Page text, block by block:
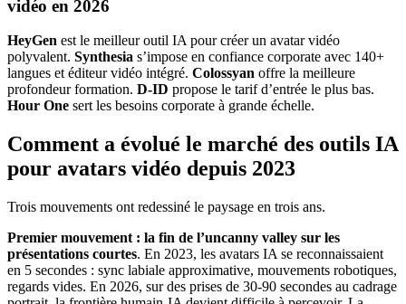
vidéo en 2026
HeyGen est le meilleur outil IA pour créer un avatar vidéo
polyvalent. Synthesia s’impose en confiance corporate avec 140+
langues et éditeur vidéo intégré. Colossyan offre la meilleure
profondeur formation. D-ID propose le tarif d’entrée le plus bas.
Hour One sert les besoins corporate à grande échelle.
Comment a évolué le marché des outils IA
pour avatars vidéo depuis 2023
Trois mouvements ont redessiné le paysage en trois ans.
Premier mouvement : la fin de l’uncanny valley sur les
présentations courtes. En 2023, les avatars IA se reconnaissaient
en 5 secondes : sync labiale approximative, mouvements robotiques,
regards vides. En 2026, sur des prises de 30-90 secondes au cadrage